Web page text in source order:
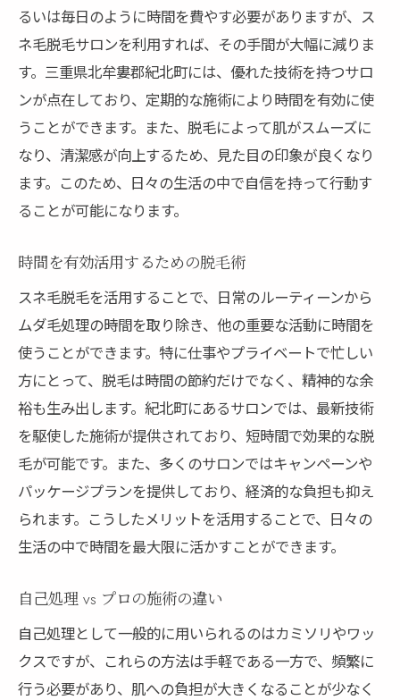
るいは毎日のように時間を費やす必要がありますが、ス
ネ毛脱毛サロンを利用すれば、その手間が大幅に減りま
す。三重県北牟婁郡紀北町には、優れた技術を持つサロ
ンが点在しており、定期的な施術により時間を有効に使
うことができます。また、脱毛によって肌がスムーズに
なり、清潔感が向上するため、見た目の印象が良くなり
ます。このため、日々の生活の中で自信を持って行動す
ることが可能になります。
時間を有効活用するための脱毛術
スネ毛脱毛を活用することで、日常のルーティーンから
ムダ毛処理の時間を取り除き、他の重要な活動に時間を
使うことができます。特に仕事やプライベートで忙しい
方にとって、脱毛は時間の節約だけでなく、精神的な余
裕も生み出します。紀北町にあるサロンでは、最新技術
を駆使した施術が提供されており、短時間で効果的な脱
毛が可能です。また、多くのサロンではキャンペーンや
パッケージプランを提供しており、経済的な負担も抑え
られます。こうしたメリットを活用することで、日々の
生活の中で時間を最大限に活かすことができます。
自己処理 vs プロの施術の違い
自己処理として一般的に用いられるのはカミソリやワッ
クスですが、これらの方法は手軽である一方で、頻繁に
行う必要があり、肌への負担が大きくなることが少なく